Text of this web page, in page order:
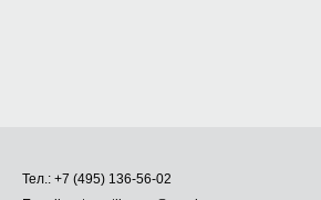
Тел.: +7 (495) 136-56-02